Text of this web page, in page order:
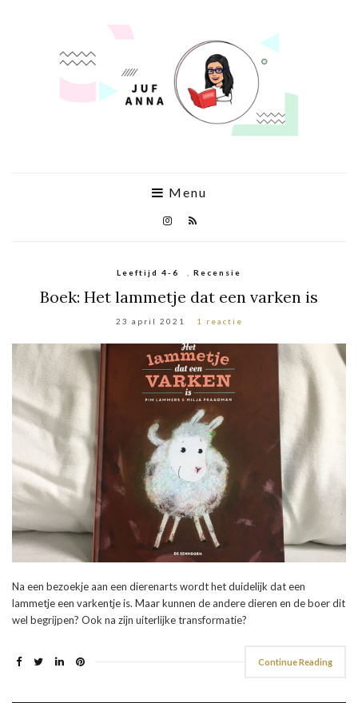
Menu
Leeftijd 4-6 Recensie
Boek: Het lammetje dat een varken is
23 april 2021 1 reactie
Na een bezoekje aan een dierenarts wordt het duidelijk dat een
lammetje een varkentje is. Maar kunnen de andere dieren en de boer dit
wel begrijpen? Ook na zijn uiterlijke transformatie?
Continue Reading